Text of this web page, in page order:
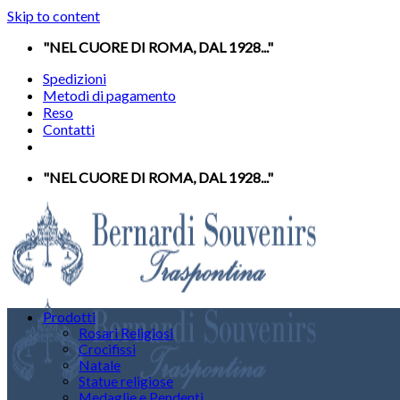
Skip to content
"NEL CUORE DI ROMA, DAL 1928..."
Spedizioni
Metodi di pagamento
Reso
Contatti
"NEL CUORE DI ROMA, DAL 1928..."
Prodotti
Rosari Religiosi
Crocifissi
Natale
Statue religiose